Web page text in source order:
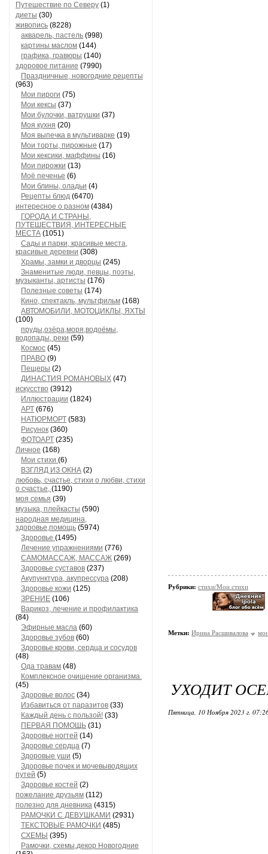
Путешествие по Северу (1)
диеты (30)
живопись (8228)
акварель, пастель (998)
картины маслом (144)
графика, гравюры (140)
здоровое питание (7990)
Праздничные, новогодние рецепты
(963)
Мои пироги (75)
Мои кексы (37)
Мои булочки, ватрушки (37)
Моя кухня (20)
Моя выпечка в мультиварке (19)
Мои торты, пирожные (17)
Мои кексики, маффины (16)
Мои пирожки (13)
Моё печенье (6)
Мои блины, оладьи (4)
Рецепты блюд (6470)
интересное о разном (4384)
ГОРОДА И СТРАНЫ,
ПУТЕШЕСТВИЯ, ИНТЕРЕСНЫЕ
МЕСТА (1051)
Сады и парки, красивые места,
красивые деревни (308)
Храмы, замки и дворцы (245)
Знаменитые люди, певцы, поэты,
музыканты, артисты (176)
Полезные советы (174)
Кино, спектакль, мультфильм (168)
АВТОМОБИЛИ, МОТОЦИКЛЫ, ЯХТЫ
(100)
пруды,озёра,моря,водоёмы,
водопады, реки (59)
Космос (45)
ПРАВО (9)
Пещеры (2)
ДИНАСТИЯ РОМАНОВЫХ (47)
искусство (3912)
Иллюстрации (1824)
АРТ (676)
НАТЮРМОРТ (583)
Рисунок (360)
ФОТОАРТ (235)
Личное (168)
Мои стихи (6)
ВЗГЛЯД ИЗ ОКНА (2)
любовь, счастье, стихи о любви, стихи
о счастье, (1190)
моя семья (39)
музыка, плейкасты (590)
народная медицина,
здоровье,помощь (5974)
Здоровье (1495)
Лечение упражнениями (776)
САМОМАССАЖ, МАССАЖ (269)
Здоровье суставов (237)
Акупунктура, акупрессура (208)
Здоровье кожи (125)
ЗРЕНИЕ (106)
Варикоз, лечение и профилактика
(84)
Эфирные масла (60)
Здоровье зубов (60)
Здоровье крови, сердца и сосудов
(48)
Ода травам (48)
Комплексное очищение организма.
(45)
Здоровье волос (34)
Избавиться от паразитов (33)
Каждый день с пользой! (33)
ПЕРВАЯ ПОМОЩЬ (31)
Здоровье ногтей (14)
Здоровье сердца (7)
Здоровые уши (5)
Здоровье почек и мочевыводящих
путей (5)
Здоровье костей (2)
пожелание друзьям (112)
полезно для дневника (4315)
РАМОЧКИ С ДЕВУШКАМИ (2931)
ТЕКСТОВЫЕ РАМОЧКИ (485)
СХЕМЫ (395)
Рамочки, схемы,декор Новогодние
Рубрики: стихи/Мои стихи
Метки: Ирина Расшивалова
УХОДИТ
Пятница, 10 Ноября 2023 г.